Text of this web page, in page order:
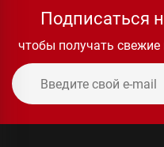
Подписаться
чтобы получать свежие